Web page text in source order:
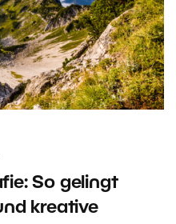
So gelingt
kreative